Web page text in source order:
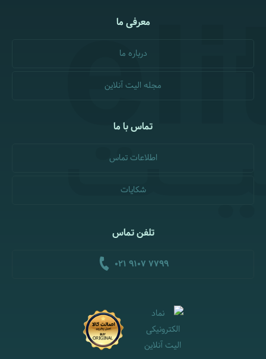
معرفی ما
درباره ما
مجله الیت آنلاین
تماس با ما
اطلاعات تماس
شکایات
تلفن تماس
021 9107 7799